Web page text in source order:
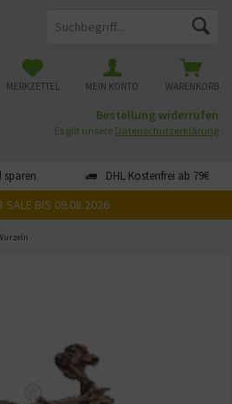
sparen DHL Kostenfrei ab 79€
WARENKORB
MERKZETTEL MEIN KONTO
Bestellung widerrufen
Es gilt unsere Datenschutzerklärung
SALE BIS 09.08.2026